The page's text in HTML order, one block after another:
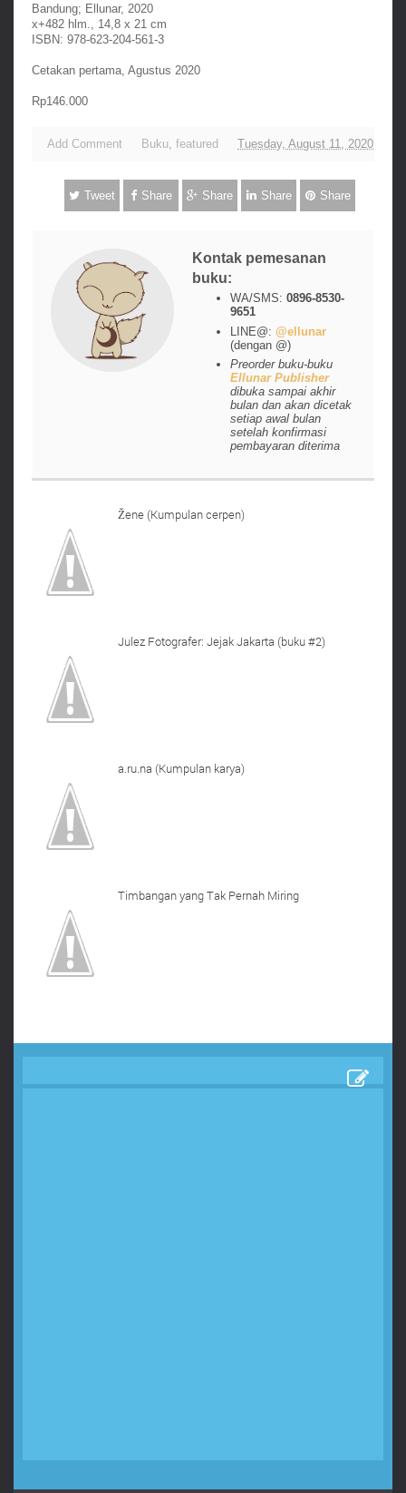
Bandung; Ellunar, 2020
x+482 hlm., 14,8 x 21 cm
ISBN: 978-623-204-561-3
Cetakan pertama, Agustus 2020
Rp146.000
Add Comment Buku featured Tuesday, August 11, 2020
Tweet Share Share Share Share
Kontak pemesanan
buku:
WA/SMS:0896-8530-
9651
LINE@:@ellunar
(dengan @)
Preorder buku-buku
Ellunar Publisher
dibuka sampai akhir
bulan dan akan dicetak
setiap awal bulan
setelah konfirmasi
pembayaran diterima
Žene (Kumpulan cerpen)
Julez Fotografer: Jejak Jakarta (buku #2)
a.ru.na (Kumpulan karya)
Timbangan yang Tak Pernah Miring